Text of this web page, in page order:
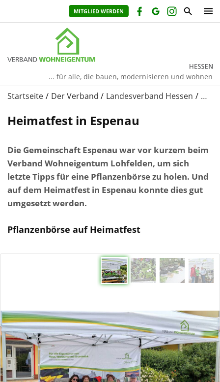
MITGLIED WERDEN
... für alle, die bauen, modernisieren und wohnen
Startseite Der Verband Landesverband Hessen …
Heimatfest in Espenau
Die Gemeinschaft Espenau war vor kurzem beim
Verband Wohneigentum Lohfelden, um sich
letzte Tipps für eine Pflanzenbörse zu holen. Und
auf dem Heimatfest in Espenau konnte dies gut
umgesetzt werden.
Pflanzenbörse auf Heimatfest